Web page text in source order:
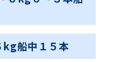
kg船中１５本